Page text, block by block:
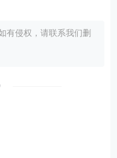
有侵权，请联系我们删